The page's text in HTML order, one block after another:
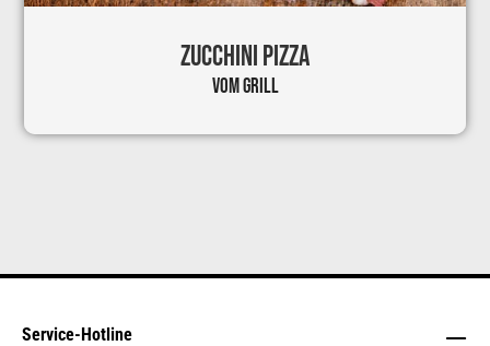
ZUCCHINI PIZZA
VOM GRILL
Service-Hotline